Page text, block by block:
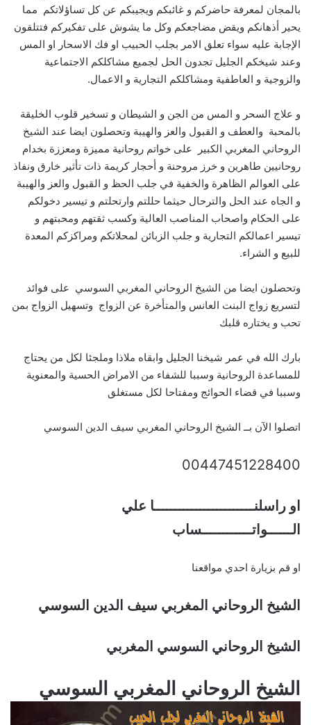
بالمجان لمعرفة حاضركم و غائبكم ويجيبكم عن كل تساؤلاتكم مما
يحير أذهانكم ويقض مضاجعكم وكل ما يشوش على تفكيركم فتتلقون
الإجابة عليه سواء تعلق الامر بجلب الحبيب او فك الاسحار او المس
وعند شيخكم الجليل تجدون الحل لجميع مشاكلكم الاجتماعية
والزوجية و العاطفية ومشاكلكم التجارية و الاعمال.
و علاج السحر و المس من الجن و الشيطان و تسخير قلوب الخليقة
بالمحبة والعطف و القبول والعز والهيبة وتحصلون ايضا عند الشيخ
الروحاني المغربي الكبير على خواتم روحانية مميزة ومعززة بخدام
روحانيين طاهرين و خرز مروحنة و أحجار كريمة ذات تأثير خارق ونفاذ
على العوالم الظاهرة والخفية في جلب الحظ و القبول والعز والهيبة
و الجاه عند الحل والترحال حيثما حللتم وارتحلتم و تيسير دخولكم
على الحكام واصحاب المناصب العالية وكسب ثقتهم ومحبتهم و
تيسير اعمالكم التجارية و جلب الزبائن لمحلاتكم ومراكزكم المعدة
للبيع و الشراء.
وتحصلون ايضا من الشيخ الروحاني المغربي السوسي على فوائد
لتسريع زواج البنت العانس والمتأخرة عن الزواج وتسهيل الزواج بمن
تحب و يختاره قلبك
بارك الله في عمر شيخنا الجليل وابقاه ملاذا وملجئا لكل من يحتاج
للمساعدة الروحانية وسببا للشفاء من الامراض الحسية والمعنوية
وسببا في قضاء الحوائج ومفتاحا لكل مستغلق
اتصلوا الآن بــ الشيخ الروحاني المغربي سيف الدين السوسي
00447451228400
او راسلنــــــــــــــــــــــــا علي
الــــــواتــــــــــــساب
او قم بزيارة احدي مواقعنا
الشيخ الروحاني المغربي سيف الدين السوسي
الشيخ الروحاني السوسي المغربي
الشيخ الروحاني المغربي السوسي